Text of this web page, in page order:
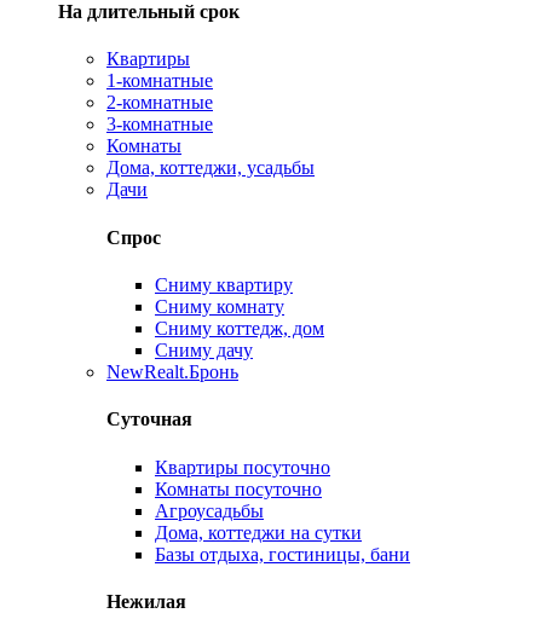
На длительный срок
Квартиры
1-комнатные
2-комнатные
3-комнатные
Комнаты
Дома, коттеджи, усадьбы
Дачи
Спрос
Сниму квартиру
Сниму комнату
Сниму коттедж, дом
Сниму дачу
NewRealt.Бронь
Суточная
Квартиры посуточно
Комнаты посуточно
Агроусадьбы
Дома, коттеджи на сутки
Базы отдыха, гостиницы, бани
Нежилая